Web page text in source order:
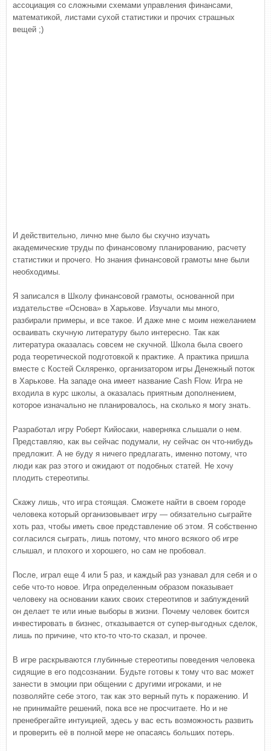
ассоциация со сложными схемами управления финансами,
математикой, листами сухой статистики и прочих страшных
вещей ;)
И действительно, лично мне было бы скучно изучать
академические труды по финансовому планированию, расчету
статистики и прочего. Но знания финансовой грамоты мне были
необходимы.
Я записался в Школу финансовой грамоты, основанной при
издательстве «Основа» в Харькове. Изучали мы много,
разбирали примеры, и все такое. И даже мне с моим нежеланием
осваивать скучную литературу было интересно. Так как
литература оказалась совсем не скучной. Школа была своего
рода теоретической подготовкой к практике. А практика пришла
вместе с Костей Скляренко, организатором игры Денежный поток
в Харькове. На западе она имеет название Cash Flow. Игра не
входила в курс школы, а оказалась приятным дополнением,
которое изначально не планировалось, на сколько я могу знать.
Разработал игру Роберт Кийосаки, наверняка слышали о нем.
Представляю, как вы сейчас подумали, ну сейчас он что-нибудь
предложит. А не буду я ничего предлагать, именно потому, что
люди как раз этого и ожидают от подобных статей. Не хочу
плодить стереотипы.
Скажу лишь, что игра стоящая. Сможете найти в своем городе
человека который организовывает игру — обязательно сыграйте
хоть раз, чтобы иметь свое представление об этом. Я собственно
согласился сыграть, лишь потому, что много всякого об игре
слышал, и плохого и хорошего, но сам не пробовал.
После, играл еще 4 или 5 раз, и каждый раз узнавал для себя и о
себе что-то новое. Игра определенным образом показывает
человеку на основании каких своих стереотипов и заблуждений
он делает те или иные выборы в жизни. Почему человек боится
инвестировать в бизнес, отказывается от супер-выгодных сделок,
лишь по причине, что кто-то что-то сказал, и прочее.
В игре раскрываются глубинные стереотипы поведения человека
сидящие в его подсознании. Будьте готовы к тому что вас может
занести в эмоции при общении с другими игроками, и не
позволяйте себе этого, так как это верный путь к поражению. И
не принимайте решений, пока все не просчитаете. Но и не
пренебрегайте интуицией, здесь у вас есть возможность развить
и проверить её в полной мере не опасаясь больших потерь.